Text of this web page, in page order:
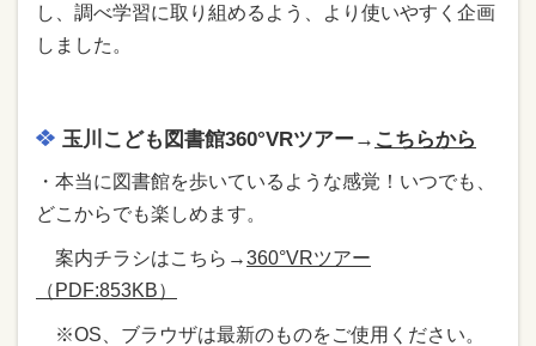
し、調べ学習に取り組めるよう、より使いやすく企画
しました。
玉川こども図書館360°VRツアー→ こちらから
・本当に図書館を歩いているような感覚！いつでも、
どこからでも楽しめます。
案内チラシはこちら→360°VRツアー
（PDF:853KB）
※OS、ブラウザは最新のものをご使用ください。